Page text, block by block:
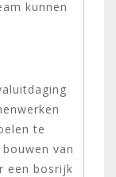
kunnen
te
van
een bosrijk